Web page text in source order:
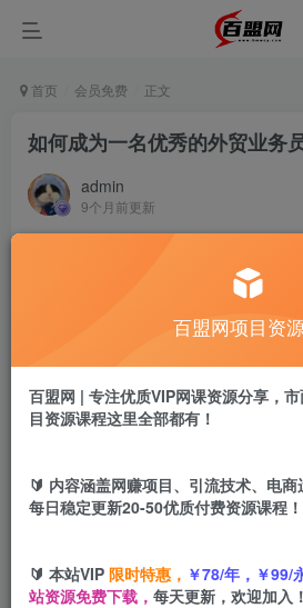
首页 会员免费 正文
如何成为一名优秀的外贸业务
admin
9个月前更新
如何成为一名优秀的外贸业务员，从新
此内容为付费阅读，请付费后查看
盟币9.9
黄金会员 免费
您当前未登录！建议登陆
如何成为一名优秀的外贸业务员，从
百盟网项目资
百盟网 | 专注优质VIP网课资源分享，
目资源课程这里全部都有！
🔰 内容涵盖网赚项目、引流技术、电商
每日稳定更新20-50优质付费资源课程！
🔰 本站VIP 限时特惠， ￥78/年，￥99/
站资源免费下载， 每天更新，欢迎加入！